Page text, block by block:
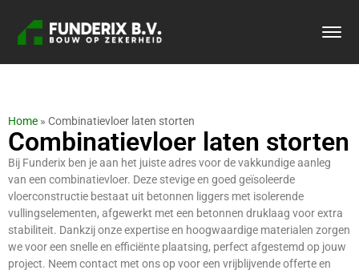
Home » Combinatievloer laten storten
Combinatievloer laten storten
Bij Funderix ben je aan het juiste adres voor de vakkundige aanleg
van een combinatievloer. Deze stevige en goed geïsoleerde
vloerconstructie bestaat uit betonnen liggers met isolerende
vullingselementen, afgewerkt met een betonnen druklaag voor extra
stabiliteit. Dankzij onze expertise en hoogwaardige materialen zorgen
we voor een snelle en efficiënte plaatsing, perfect afgestemd op jouw
project. Neem contact met ons op voor een vrijblijvende offerte en